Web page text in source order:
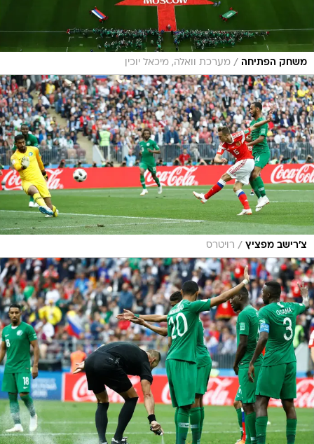
משחק הפתיחה / מערכת וואלה, מיכאל יוכין
צ'רישב מפציץ / רויטרס